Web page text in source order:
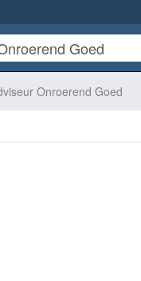
Onroerend Goed